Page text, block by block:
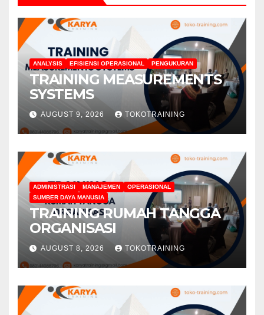
ANALYSIS EFISIENSI OPERASIONAL PENGUKURAN
TRAINING MEASUREMENTS
SYSTEMS
AUGUST 9, 2026 TOKOTRAINING
ADMINISTRASI MANAJEMEN
OPERASIONAL
SUMBER DAYA MANUSIA
TRAINING RUMAH TANGGA
ORGANISASI
AUGUST 8, 2026 TOKOTRAINING